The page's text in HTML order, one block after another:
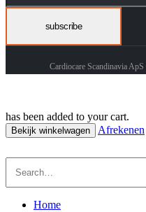
Cardiocare Scandinavia
has been added to your cart.
Bekijk winkelwagen Afrekenen
Home